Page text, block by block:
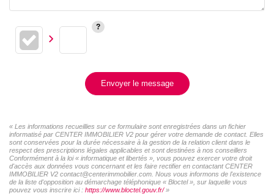
Envoyer le message
« Les informations recueillies sur ce formulaire sont enregistrées dans un fichier
informatisé par CENTER IMMOBILIER V2 pour gérer votre demande de contact. Elles
sont conservées pour la durée nécessaire à la gestion de la relation client dans le
respect des prescriptions légales applicables et sont destinées à nos conseillers
Conformément à la loi « informatique et libertés », vous pouvez exercer votre droit
d'accès aux données vous concernant et les faire rectifier en contactant CENTER
IMMOBILIER V2 contact@centerimmobilier.com. Nous vous informons de l'existence
de la liste d'opposition au démarchage téléphonique « Bloctel », sur laquelle vous
pouvez vous inscrire ici : https://www.bloctel.gouv.fr/»